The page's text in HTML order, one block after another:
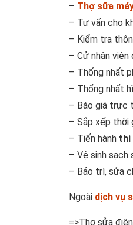
– Thợ sữa
– Tư vấn cho
– Kiểm tra
– Cử nhân
– Thống nhất
– Thống nhất
– Báo giá trực
– Sắp xếp thời
– Tiến hành thi
– Vệ sinh sạch
– Bảo trì, sửa
Ngoài dịch vụ
=>Thợ sửa